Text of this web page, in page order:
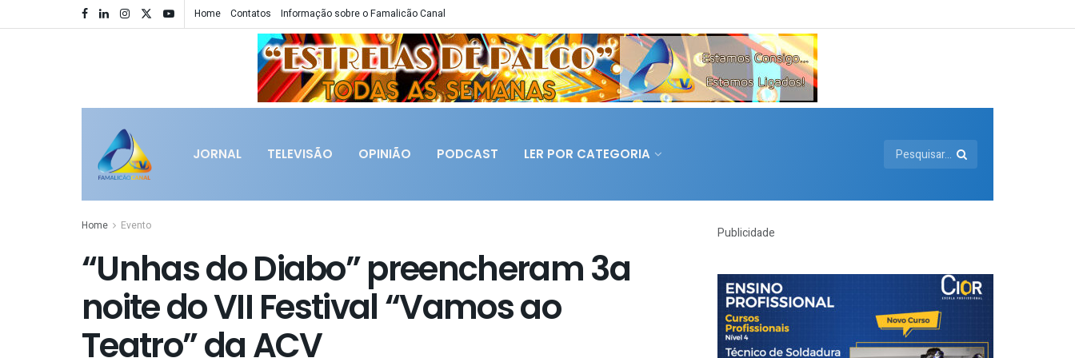
Home Contatos Informação sobre o Famalicão Canal
JORNAL TELEVISÃO OPINIÃO PODCAST LER POR CATEGORIA
Home Evento
“Unhas do Diabo” preencheram 3a
noite do VII Festival “Vamos ao
Teatro” da ACV
Publicidade